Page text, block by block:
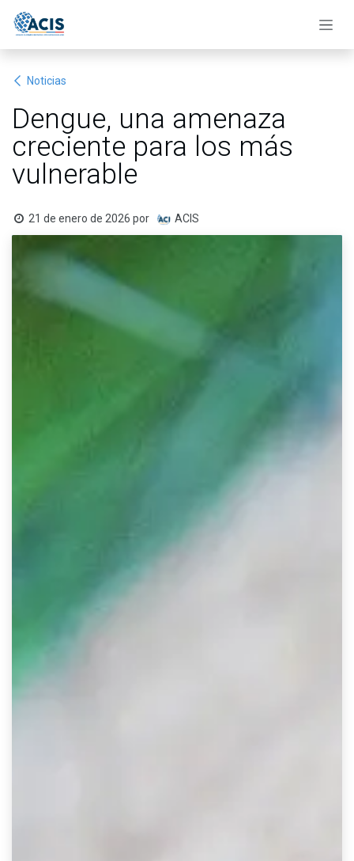
Noticias
Dengue, una amenaza
creciente para los más
vulnerable
21 de enero de 2026 por ACIS